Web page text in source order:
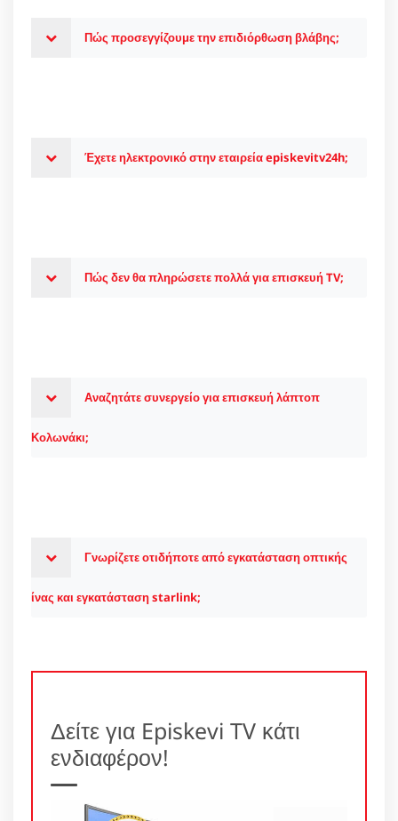
Πώς προσεγγίζουμε την επιδιόρθωση βλάβης;
Έχετε ηλεκτρονικό στην εταιρεία episkevitv24h;
Πώς δεν θα πληρώσετε πολλά για επισκευή TV;
Αναζητάτε συνεργείο για επισκευή λάπτοπ
Κολωνάκι;
Γνωρίζετε οτιδήποτε από εγκατάσταση οπτικής
ίνας και εγκατάσταση starlink;
Δείτε για Episkevi TV κάτι
ενδιαφέρον!